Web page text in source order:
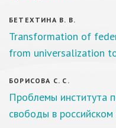
БЕТЕХТИНА В. В.
Transformation of
from universalization
БОРИСОВА С. С.
Проблемы института
свободы в